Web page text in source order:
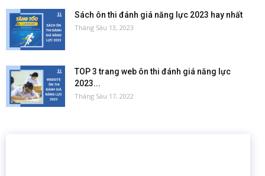
Sách ôn thi đánh giá năng lực 2023 hay nhất
Tháng Sáu 13, 2023
TOP 3 trang web ôn thi đánh giá năng lực
2023...
Tháng Sáu 17, 2022